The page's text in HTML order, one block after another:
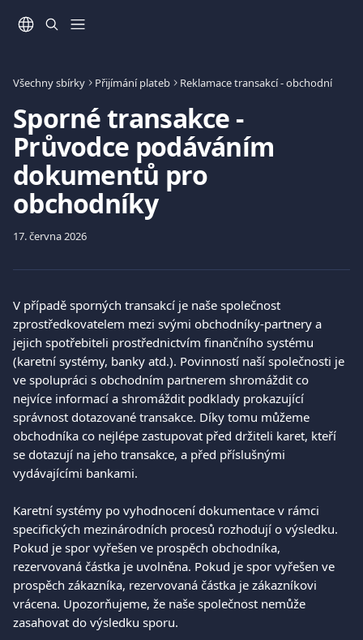
Všechny sbírky Přijímání plateb Reklamace transakcí - obchodní
Sporné transakce -
Průvodce podáváním
dokumentů pro
obchodníky
17. června 2026
V případě sporných transakcí je naše společnost
zprostředkovatelem mezi svými obchodníky-partnery a
jejich spotřebiteli prostřednictvím finančního systému
(karetní systémy, banky atd.). Povinností naší společnosti je
ve spolupráci s obchodním partnerem shromáždit co
nejvíce informací a shromáždit podklady prokazující
správnost dotazované transakce. Díky tomu můžeme
obchodníka co nejlépe zastupovat před držiteli karet, kteří
se dotazují na jeho transakce, a před příslušnými
vydávajícími bankami.
Karetní systémy po vyhodnocení dokumentace v rámci
specifických mezinárodních procesů rozhodují o výsledku.
Pokud je spor vyřešen ve prospěch obchodníka,
rezervovaná částka je uvolněna. Pokud je spor vyřešen ve
prospěch zákazníka, rezervovaná částka je zákazníkovi
vrácena. Upozorňujeme, že naše společnost nemůže
zasahovat do výsledku sporu.